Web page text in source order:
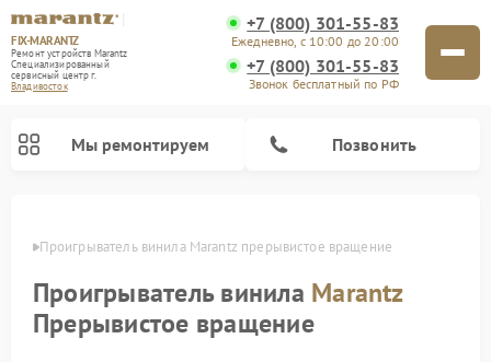
FIX-MARANTZ
Ремонт устройств Marantz
Специализированный
cервисный центр г.
Владивосток
+7 (800) 301-55-83
Ежедневно, с 10:00 до 20:00
+7 (800) 301-55-83
Звонок бесплатный по РФ
Мы ремонтируем Позвонить
Проигрыватель винила Marantz прерывистое вращение
Проигрыватель винила Marantz
Прерывистое вращение